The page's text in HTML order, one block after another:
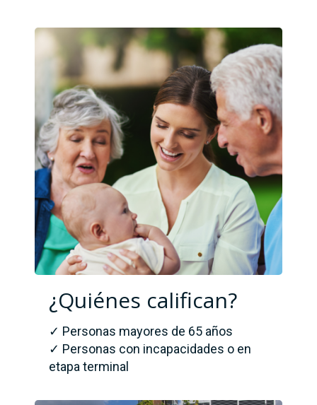
¿Quiénes califican?
✓ Personas mayores de 65 años
✓ Personas con incapacidades o en
etapa terminal